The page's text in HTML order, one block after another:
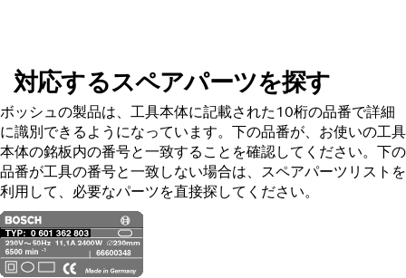
対応するスペアパーツを探す
ボッシュの製品は、工具本体に記載された10桁の品番で詳細
に識別できるようになっています。下の品番が、お使いの工具
本体の銘板内の番号と一致することを確認してください。下の
品番が工具の番号と一致しない場合は、スペアパーツリストを
利用して、必要なパーツを直接探してください。